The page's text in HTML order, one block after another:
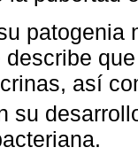
patogenia
así
su